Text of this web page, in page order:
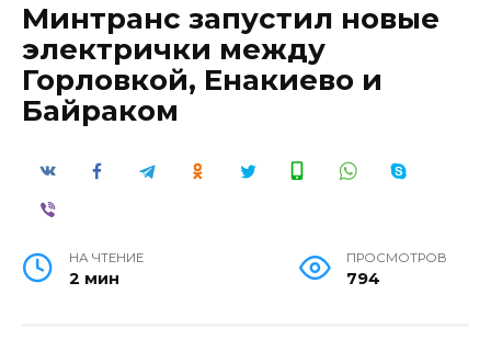
Минтранс запустил новые
электрички между
Горловкой, Енакиево и
Байраком
НА ЧТЕНИЕ
2 мин
ПРОСМОТРОВ
794